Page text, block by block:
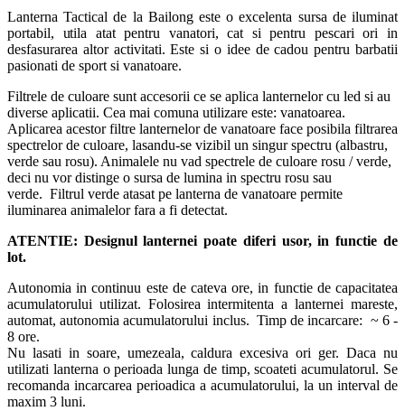
Lanterna Tactical de la Bailong este o excelenta sursa de iluminat
portabil, utila atat pentru vanatori, cat si pentru pescari ori in
desfasurarea altor activitati. Este si o idee de cadou pentru barbatii
pasionati de sport si vanatoare.
Filtrele de culoare sunt accesorii ce se aplica lanternelor cu led si au
diverse aplicatii. Cea mai comuna utilizare este: vanatoarea.
Aplicarea acestor filtre lanternelor de vanatoare face posibila filtrarea
spectrelor de culoare, lasandu-se vizibil un singur spectru (albastru,
verde sau rosu). Animalele nu vad spectrele de culoare rosu / verde,
deci nu vor distinge o sursa de lumina in spectru rosu sau
verde. Filtrul verde atasat pe lanterna de vanatoare permite
iluminarea animalelor fara a fi detectat.
ATENTIE: Designul lanternei poate diferi usor, in functie de
lot.
Autonomia in continuu este de cateva ore, in functie de capacitatea
acumulatorului utilizat. Folosirea intermitenta a lanternei mareste,
automat, autonomia acumulatorului inclus. Timp de incarcare: ~ 6 -
8 ore.
Nu lasati in soare, umezeala, caldura excesiva ori ger. Daca nu
utilizati lanterna o perioada lunga de timp, scoateti acumulatorul. Se
recomanda incarcarea perioadica a acumulatorului, la un interval de
maxim 3 luni.